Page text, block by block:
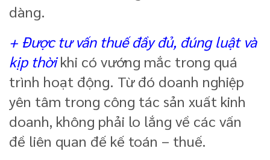
dàng.
+ Được tư vấn thuế đầy đủ, đúng luật và
kịp thờikhi có vướng mắc trong quá
trình hoạt động. Từ đó doanh nghiệp
yên tâm trong công tác sản xuất kinh
doanh, không phải lo lắng về các vấn
đề liên quan đế kế toán – thuế.